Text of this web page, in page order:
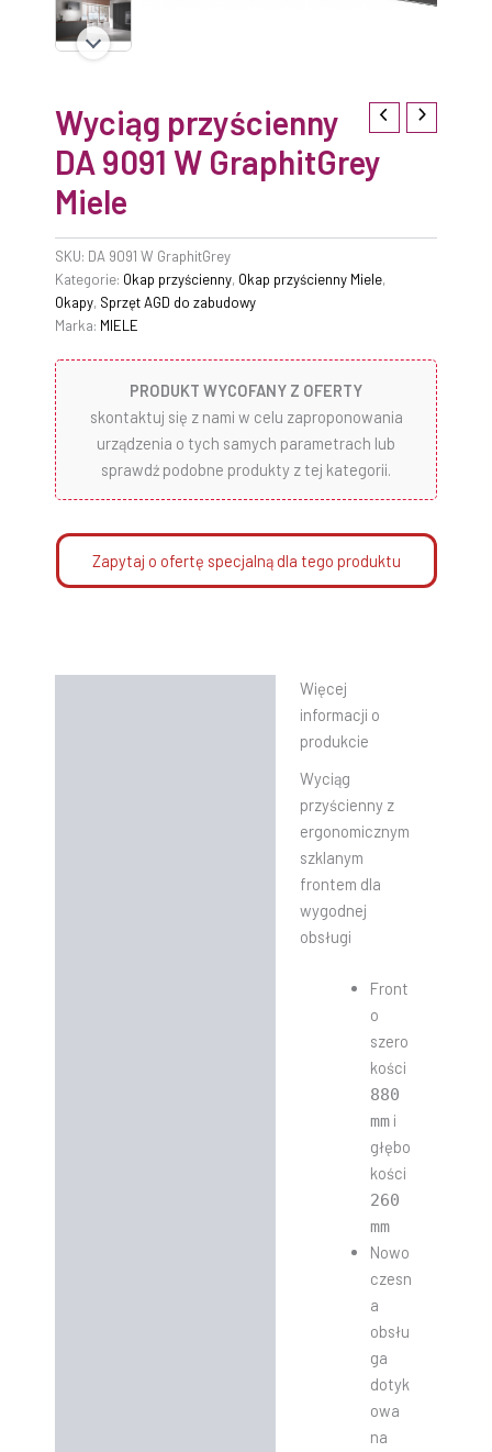
Wyciąg przyścienny
DA 9091 W GraphitGrey
Miele
SKU: DA 9091 W GraphitGrey
Kategorie: Okap przyścienny, Okap przyścienny Miele,
Okapy, Sprzęt AGD do zabudowy
Marka: MIELE
PRODUKT WYCOFANY Z OFERTY
skontaktuj się z nami w celu zaproponowania
urządzenia o tych samych parametrach lub
sprawdź podobne produkty z tej kategorii.
Zapytaj o ofertę specjalną dla tego produktu
Więcej
informacji o
produkcie
Wyciąg
przyścienny z
ergonomicznym
szklanym
frontem dla
wygodnej
obsługi
Front
o
szero
kości
880
mmi
głębo
kości
260
mm
Nowo
czesn
a
obsłu
ga
dotyk
owa
na